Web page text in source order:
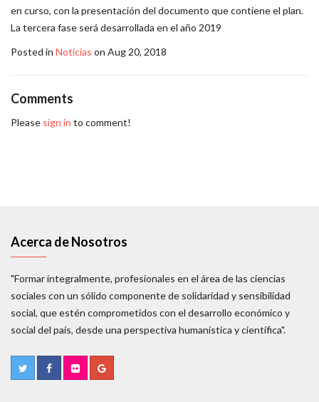
en curso, con la presentación del documento que contiene el plan.
La tercera fase será desarrollada en el año 2019
Posted in Noticias on Aug 20, 2018
Comments
Please sign in to comment!
Acerca de Nosotros
"Formar integralmente, profesionales en el área de las ciencias
sociales con un sólido componente de solidaridad y sensibilidad
social, que estén comprometidos con el desarrollo económico y
social del país, desde una perspectiva humanística y científica".